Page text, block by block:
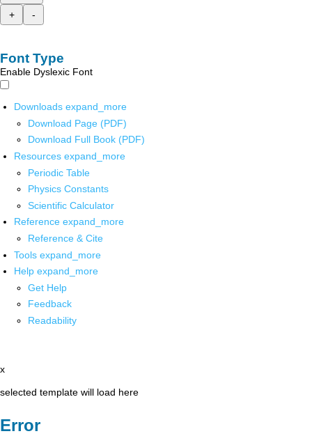
+
-
Font Type
Enable Dyslexic Font
Downloads expand_more
Download Page (PDF)
Download Full Book (PDF)
Resources expand_more
Periodic Table
Physics Constants
Scientific Calculator
Reference expand_more
Reference & Cite
Tools expand_more
Help expand_more
Get Help
Feedback
Readability
x
selected template will load here
Error